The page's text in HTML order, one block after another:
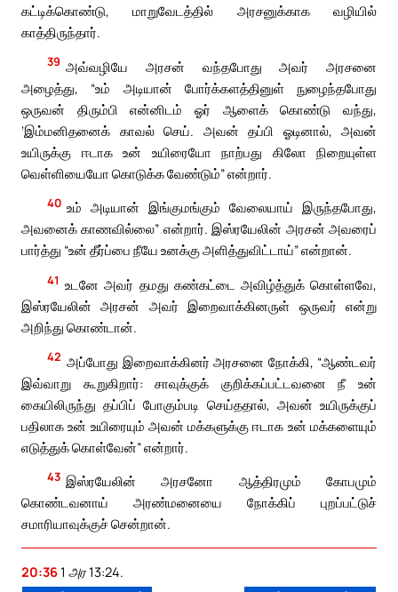
கட்டிக்கொண்டு, மாறுவேடத்தில் அரசனுக்காக வழியில்
காத்திருந்தார்.
39 அவ்வழியே அரசன் வந்தபோது அவர் அரசனை
அழைத்து, “உம் அடியான் போர்க்களத்தினுள் நுழைந்தபோது
ஒருவன் திரும்பி என்னிடம் ஓர் ஆளைக் கொண்டு வந்து,
‘இம்மனிதனைக் காவல் செய். அவன் தப்பி ஓடினால், அவன்
உயிருக்கு ஈடாக உன் உயிரையோ நாற்பது கிலோ நிறையுள்ள
வெள்ளியையோ கொடுக்க வேண்டும்” என்றார்.
40 உம் அடியான் இங்குமங்கும் வேலையாய் இருந்தபோது,
அவனைக் காணவில்லை” என்றார். இஸ்ரயேலின் அரசன் அவரைப்
பார்த்து “உன் தீர்ப்பை நீயே உனக்கு அளித்துவிட்டாய்” என்றான்.
41 உடனே அவர் தமது கண்கட்டை அவிழ்த்துக் கொள்ளவே,
இஸ்ரயேலின் அரசன் அவர் இறைவாக்கினருள் ஒருவர் என்று
அறிந்து கொண்டான்.
42 அப்போது இறைவாக்கினர் அரசனை நோக்கி, “ஆண்டவர்
இவ்வாறு கூறுகிறார்: சாவுக்குக் குறிக்கப்பட்டவனை நீ உன்
கையிலிருந்து தப்பிப் போகும்படி செய்ததால், அவன் உயிருக்குப்
பதிலாக உன் உயிரையும் அவன் மக்களுக்கு ஈடாக உன் மக்களையும்
எடுத்துக் கொள்வேன்” என்றார்.
43 இஸ்ரயேலின் அரசனோ ஆத்திரமும் கோபமும்
கொண்டவனாய் அரண்மனையை நோக்கிப் புறப்பட்டுச்
சமாரியாவுக்குச் சென்றான்.
20:361 அர 13:24.